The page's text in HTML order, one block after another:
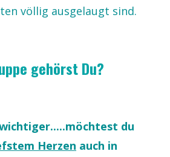
völlig ausgelaugt sind.
gehörst Du?
du
Herzen auch in